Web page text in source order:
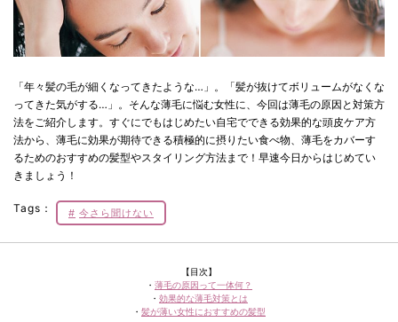
「年々髪の毛が細くなってきたような…」。「髪が抜けてボリュームがなくな
ってきた気がする…」。そんな薄毛に悩む女性に、今回は薄毛の原因と対策方
法をご紹介します。すぐにでもはじめたい自宅でできる効果的な頭皮ケア方
法から、薄毛に効果が期待できる積極的に摂りたい食べ物、薄毛をカバーす
るためのおすすめの髪型やスタイリング方法まで！早速今日からはじめてい
きましょう！
Tags： 今さら聞けない
【目次】
・ 薄毛の原因って一体何？
・ 効果的な薄毛対策とは
・ 髪が薄い女性におすすめの髪型